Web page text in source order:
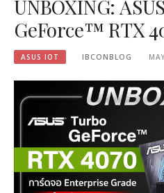
UNBOXING:
GeForce™ RTX
ASUS IOT IBCONBLOG